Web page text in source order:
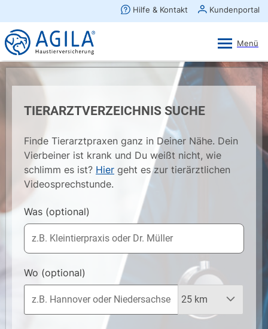
TIERARZTVERZEICHNIS SUCHE
Finde Tierarztpraxen ganz in Deiner Nähe. Dein
Vierbeiner ist krank und Du weißt nicht, wie
schlimm es ist? Hier geht es zur tierärztlichen
Videosprechstunde.
Was (optional)
Wo (optional)
×
AGILA Kunden-App
Gratis - Im Play Store laden
Ansehen